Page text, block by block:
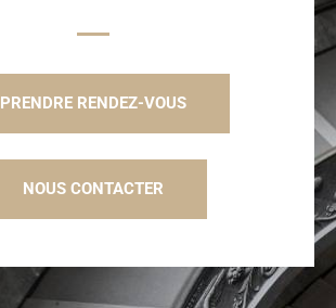
PRENDRE RENDEZ-VOUS
NOUS CONTACTER